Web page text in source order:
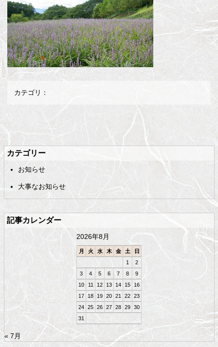
カテゴリ：
ン
ン
ツ
の
先
ジ
へ
戻
る
カテゴリー
お知らせ
大事なお知らせ
記事カレンダー
2026年8月
月 火 水 木 金 土
日
1
2
3
4 5 6 7 8
9
10
11 12 13 14 15
16
17
18 19 20 21 22 23
24 25 26 27 28 29 30
31
« 7月